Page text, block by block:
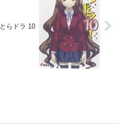
とらドラ 10